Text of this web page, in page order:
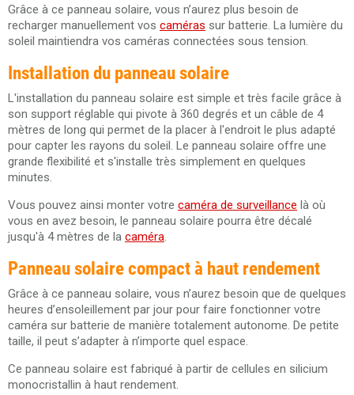
Grâce à ce panneau solaire, vous n’aurez plus besoin de
recharger manuellement vos caméras sur batterie. La lumière du
soleil maintiendra vos caméras connectées sous tension.
Installation du panneau solaire
L'installation du panneau solaire est simple et très facile grâce à
son support réglable qui pivote à 360 degrés et un câble de 4
mètres de long qui permet de la placer à l'endroit le plus adapté
pour capter les rayons du soleil. Le panneau solaire offre une
grande flexibilité et s'installe très simplement en quelques
minutes.
Vous pouvez ainsi monter votre caméra de surveillance là où
vous en avez besoin, le panneau solaire pourra être décalé
jusqu'à 4 mètres de la caméra.
Panneau solaire compact à haut rendement
Grâce à ce panneau solaire, vous n’aurez besoin que de quelques
heures d’ensoleillement par jour pour faire fonctionner votre
caméra sur batterie de manière totalement autonome. De petite
taille, il peut s’adapter à n’importe quel espace.
Ce panneau solaire est fabriqué à partir de cellules en silicium
monocristallin à haut rendement.